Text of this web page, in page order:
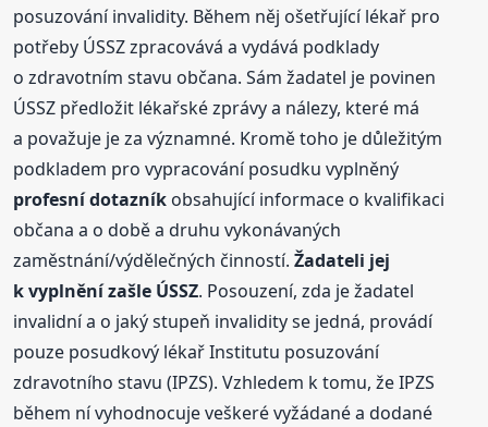
posuzování invalidity. Během něj ošetřující lékař pro
potřeby ÚSSZ zpracovává a vydává podklady
o zdravotním stavu občana. Sám žadatel je povinen
ÚSSZ předložit lékařské zprávy a nálezy, které má
a považuje je za významné. Kromě toho je důležitým
podkladem pro vypracování posudku vyplněný
profesní dotazník obsahující informace o kvalifikaci
občana a o době a druhu vykonávaných
zaměstnání/výdělečných činností.Žadateli jej
k vyplnění zašle ÚSSZ. Posouzení, zda je žadatel
invalidní a o jaký stupeň invalidity se jedná, provádí
pouze posudkový lékař Institutu posuzování
zdravotního stavu (IPZS). Vzhledem k tomu, že IPZS
během ní vyhodnocuje veškeré vyžádané a dodané